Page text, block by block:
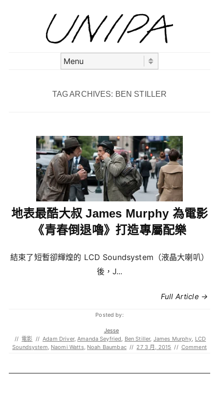
TAG ARCHIVES: BEN STILLER
地表最酷大叔 James Murphy 為電影
《青春倒退嚕》打造專屬配樂
結束了短暫卻輝煌的 LCD Soundsystem（液晶大喇叭）
後，J...
Full Article →
Posted by:
Jesse
// 電影 // Adam Driver,Amanda Seyfried, Ben Stiller, James Murphy, LCD
Soundsystem, Naomi Watts, Noah Baumbac // 27 3 月, 2015 // Comment